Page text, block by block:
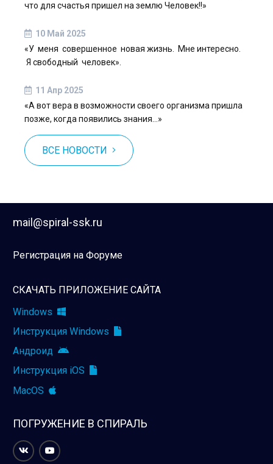
что для счастья пришел на землю Человек!!»
10 Май 2025
«У меня совершенное новая жизнь. Мне интересно.
Я свободный человек».
11 Апр 2025
«А вот вера в возможности своего организма пришла
позже, когда появились знания…»
ВСЕ НОВОСТИ
mail@spiral-ssk.ru
Регистрация на Форуме
СКАЧАТЬ ПРИЛОЖЕНИЕ САЙТА
Windows
Инструкция Windows
Андроид
Инструкция iOS
MacOS
ПОГРУЖЕНИЕ В СПИРАЛЬ